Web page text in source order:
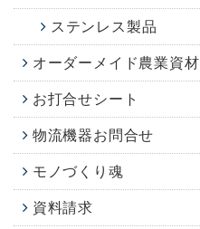
ステンレス製品
オーダーメイド農業資材
お打合せシート
物流機器お問合せ
モノづくり魂
資料請求